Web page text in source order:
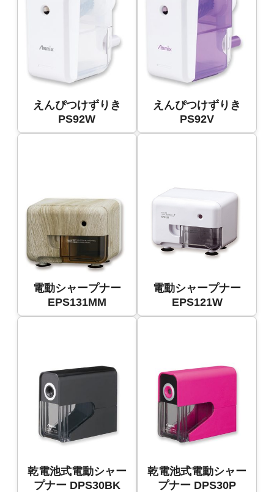
えんぴつけずりき
PS92W
えんぴつけずりき
PS92V
電動シャープナー
EPS131MM
電動シャープナー
EPS121W
乾電池式電動シャー
プナー DPS30BK
乾電池式電動シャー
プナー DPS30P